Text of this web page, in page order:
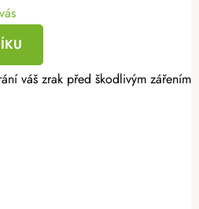
váš zrak před škodlivým